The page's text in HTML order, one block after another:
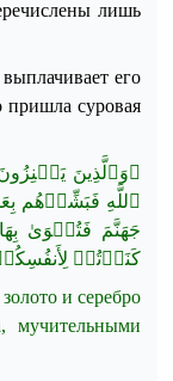
лишь
его
суровая
﴿وَٱلَّذِينَ
جَهَنَّمَ فَتُكۡوَىٰ
كَنَزۡتُمۡ
и серебро